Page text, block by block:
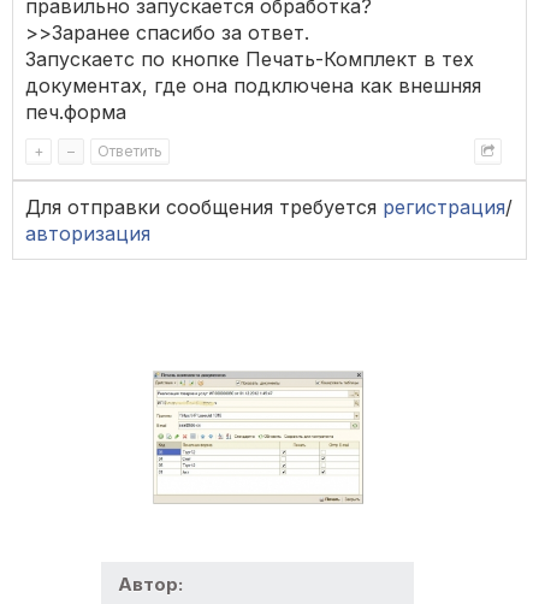
правильно запускается обработка?
>>Заранее спасибо за ответ.
Запускаетс по кнопке Печать-Комплект в тех
документах, где она подключена как внешняя
печ.форма
+ – Ответить
Для отправки сообщения требуется регистрация/
авторизация
Автор: